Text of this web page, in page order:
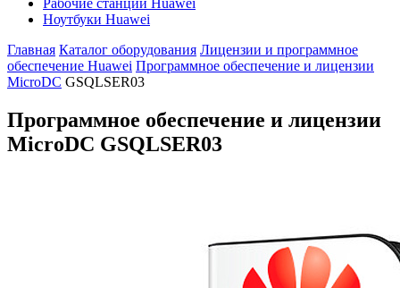
Рабочие станции Huawei
Ноутбуки Huawei
Главная Каталог оборудования Лицензии и программное
обеспечение Huawei Программное обеспечение и лицензии
MicroDC GSQLSER03
Программное обеспечение и лицензии
MicroDC GSQLSER03